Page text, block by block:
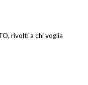
rivolti a chi voglia